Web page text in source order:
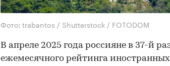
Фото: trabantos / Shutterstock / FOTODOM
В апреле 2025 года россияне в 37-й
ежемесячного рейтинга